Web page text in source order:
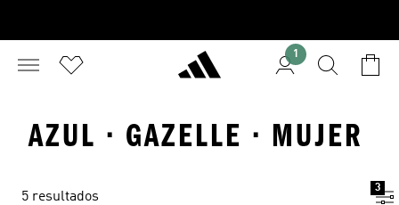
1
AZUL · GAZELLE · MUJER
5 resultados
3